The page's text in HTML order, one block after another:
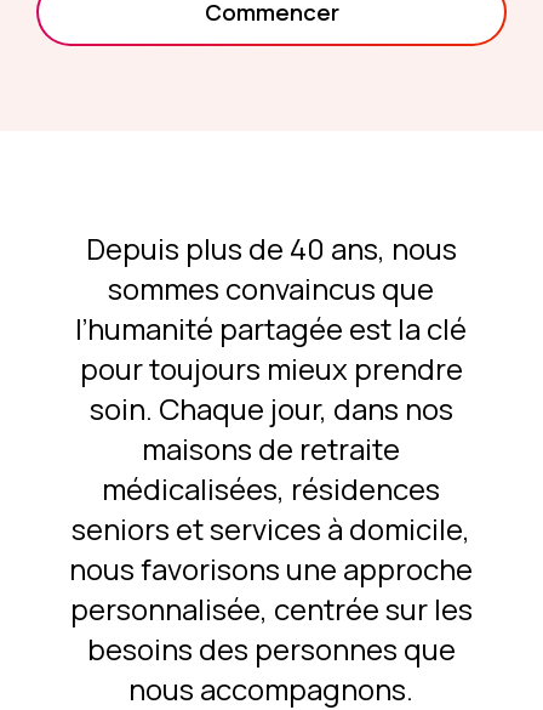
Commencer
Depuis plus de 40 ans, nous
sommes convaincus que
l’humanité partagée est la clé
pour toujours mieux prendre
soin. Chaque jour, dans nos
maisons de retraite
médicalisées, résidences
seniors et services à domicile,
nous favorisons une approche
personnalisée, centrée sur les
besoins des personnes que
nous accompagnons.